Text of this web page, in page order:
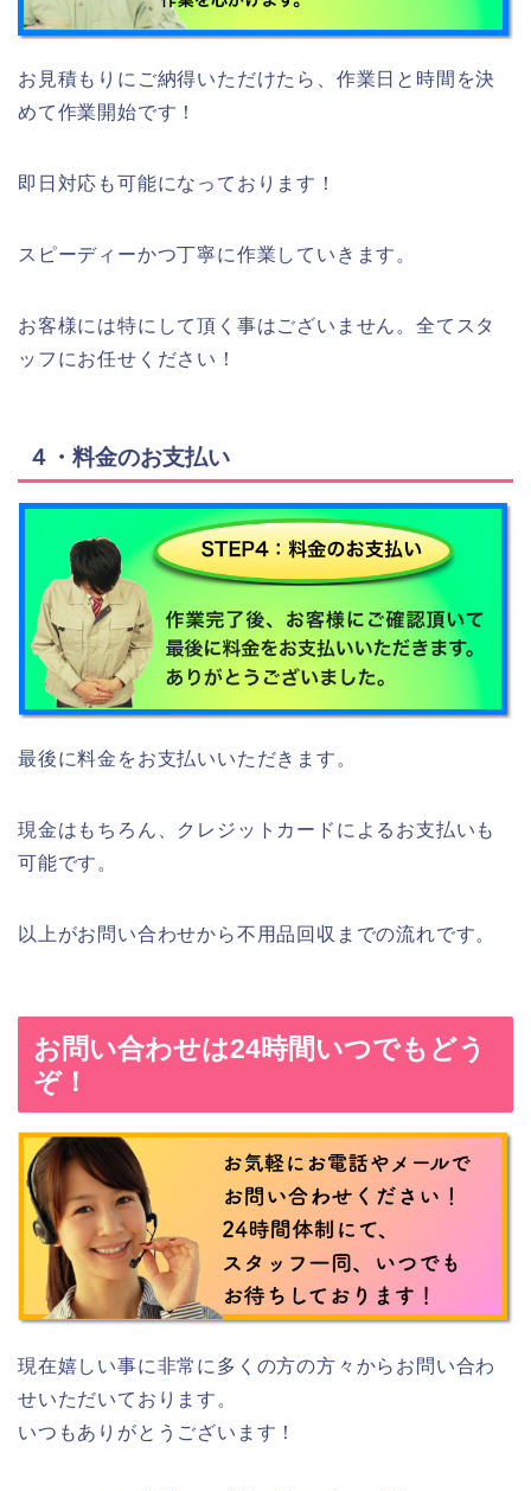
お見積もりにご納得いただけたら、作業日と時間を決
めて作業開始です！
即日対応も可能になっております！
スピーディーかつ丁寧に作業していきます。
お客様には特にして頂く事はございません。全てスタ
ッフにお任せください！
４・料金のお支払い
最後に料金をお支払いいただきます。
現金はもちろん、クレジットカードによるお支払いも
可能です。
以上がお問い合わせから不用品回収までの流れです。
お問い合わせは24時間いつでもどう
ぞ！
現在嬉しい事に非常に多くの方の方々からお問い合わ
せいただいております。
いつもありがとうございます！